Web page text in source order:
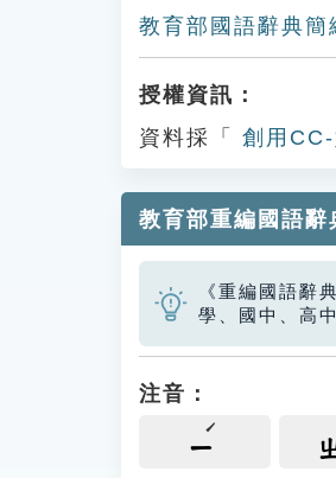
教育部國語辭典簡
授權資訊：
資料採「
創用
教育部重編國語辭
《重編國語辭
學、國中、高
注音：
ㄧ